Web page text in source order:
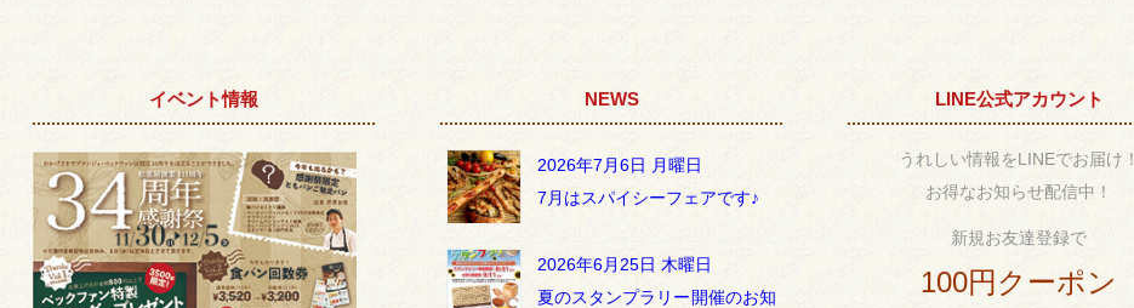
イベント情報 NEWS
2026年7月6日 月曜日
7月はスパイシーフェアです♪
2026年6月25日 木曜日
夏のスタンプラリー開催のお知
LINE公式アカウント
うれしい情報をLINEでお届け！
お得なお知らせ配信中！
新規お友達登録で
100円クーポン